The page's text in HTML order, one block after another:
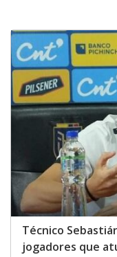
Técnico
jogadores que